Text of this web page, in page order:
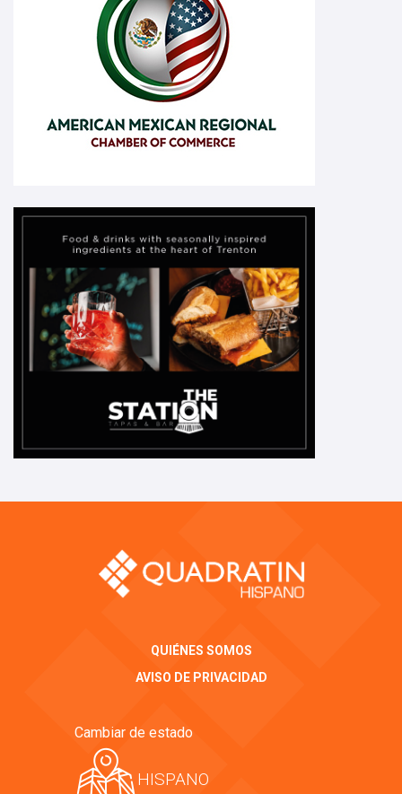
QUIÉNES SOMOS
AVISO DE PRIVACIDAD
Cambiar de estado
HISPANO